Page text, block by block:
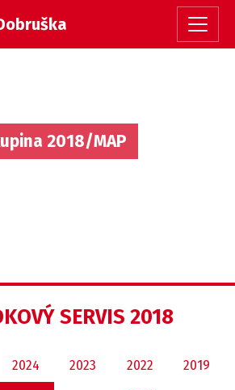
2018/MAP
SERVIS 2018
2024 2023 2022 2019